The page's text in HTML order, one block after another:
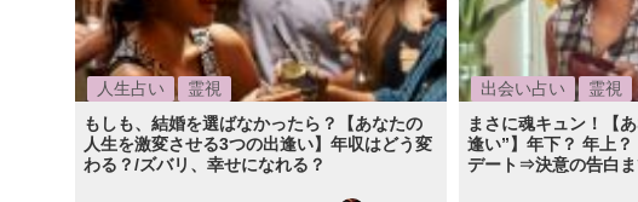
人生占い
霊視
もしも、結婚を選ばなかったら？【あなたの
人生を激変させる3つの出逢い】年収はどう変
わる？/ズバリ、幸せになれる？
出会い占い
霊視
まさに魂キュン！【
逢い”】年下？ 年上
デート⇒決意の告白